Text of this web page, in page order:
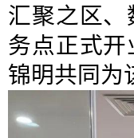
汇聚之区
务点正式
锦明共同为